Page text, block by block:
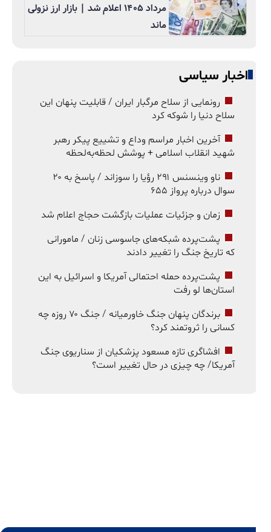
مرداد ۱۴۰۵ اعلام شد | بازار ارز نزولی
ماند
اخبار سیاسی
رونمایی از سلاح مرگبار ایران / قابلیت پنهان این
سلاح دنیا را شوکه کرد
آخرین اخبار مراسم وداع و تشییع پیکر رهبر
شهید انقلاب اسلامی + پوشش لحظه‌به‌لحظه
ناو وینسنس ۲۹۱ رؤیا را سوزاند / پاسخ به ۲۰
سوال درباره پرواز ۶۵۵
زمان و جزئیات عملیات بازگشت حجاج اعلام شد
پشت‌پرده شبکه‌های جاسوسی زنان / مامورانی
که تاریخ جنگ را تغییر دادند
پشت‌پرده حمله احتمالی آمریکا و اسرائیل به این
استان‌ها لو رفت
برندگان پنهان جنگ خاورمیانه / جنگ ۷۰ روزه چه
کسانی را ثروتمند کرد؟
افشاگری تازه مسعود پزشکیان از سناریوی جنگ
آمریکا/ چه چیزی در حال تغییر است؟